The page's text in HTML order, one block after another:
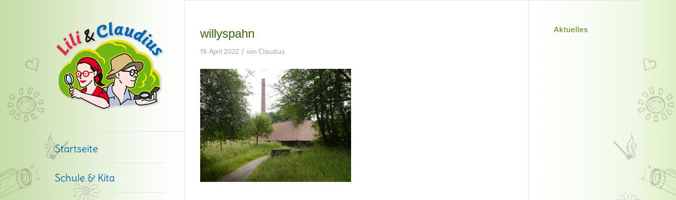
Startseite
Schule & Kita
willyspahn
19. April 2022 / vonClaudius
Aktuelles